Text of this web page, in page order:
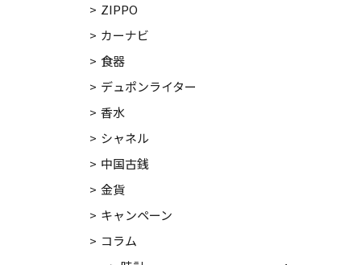
ZIPPO
カーナビ
食器
デュポンライター
香水
シャネル
中国古銭
金貨
キャンペーン
コラム